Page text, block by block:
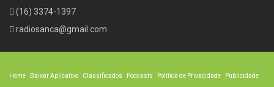
(16) 3374-1397
radiosanca@gmail.com
Home Baixar Aplicativo Classificados Podcasts Política de Privacidade Publicidade